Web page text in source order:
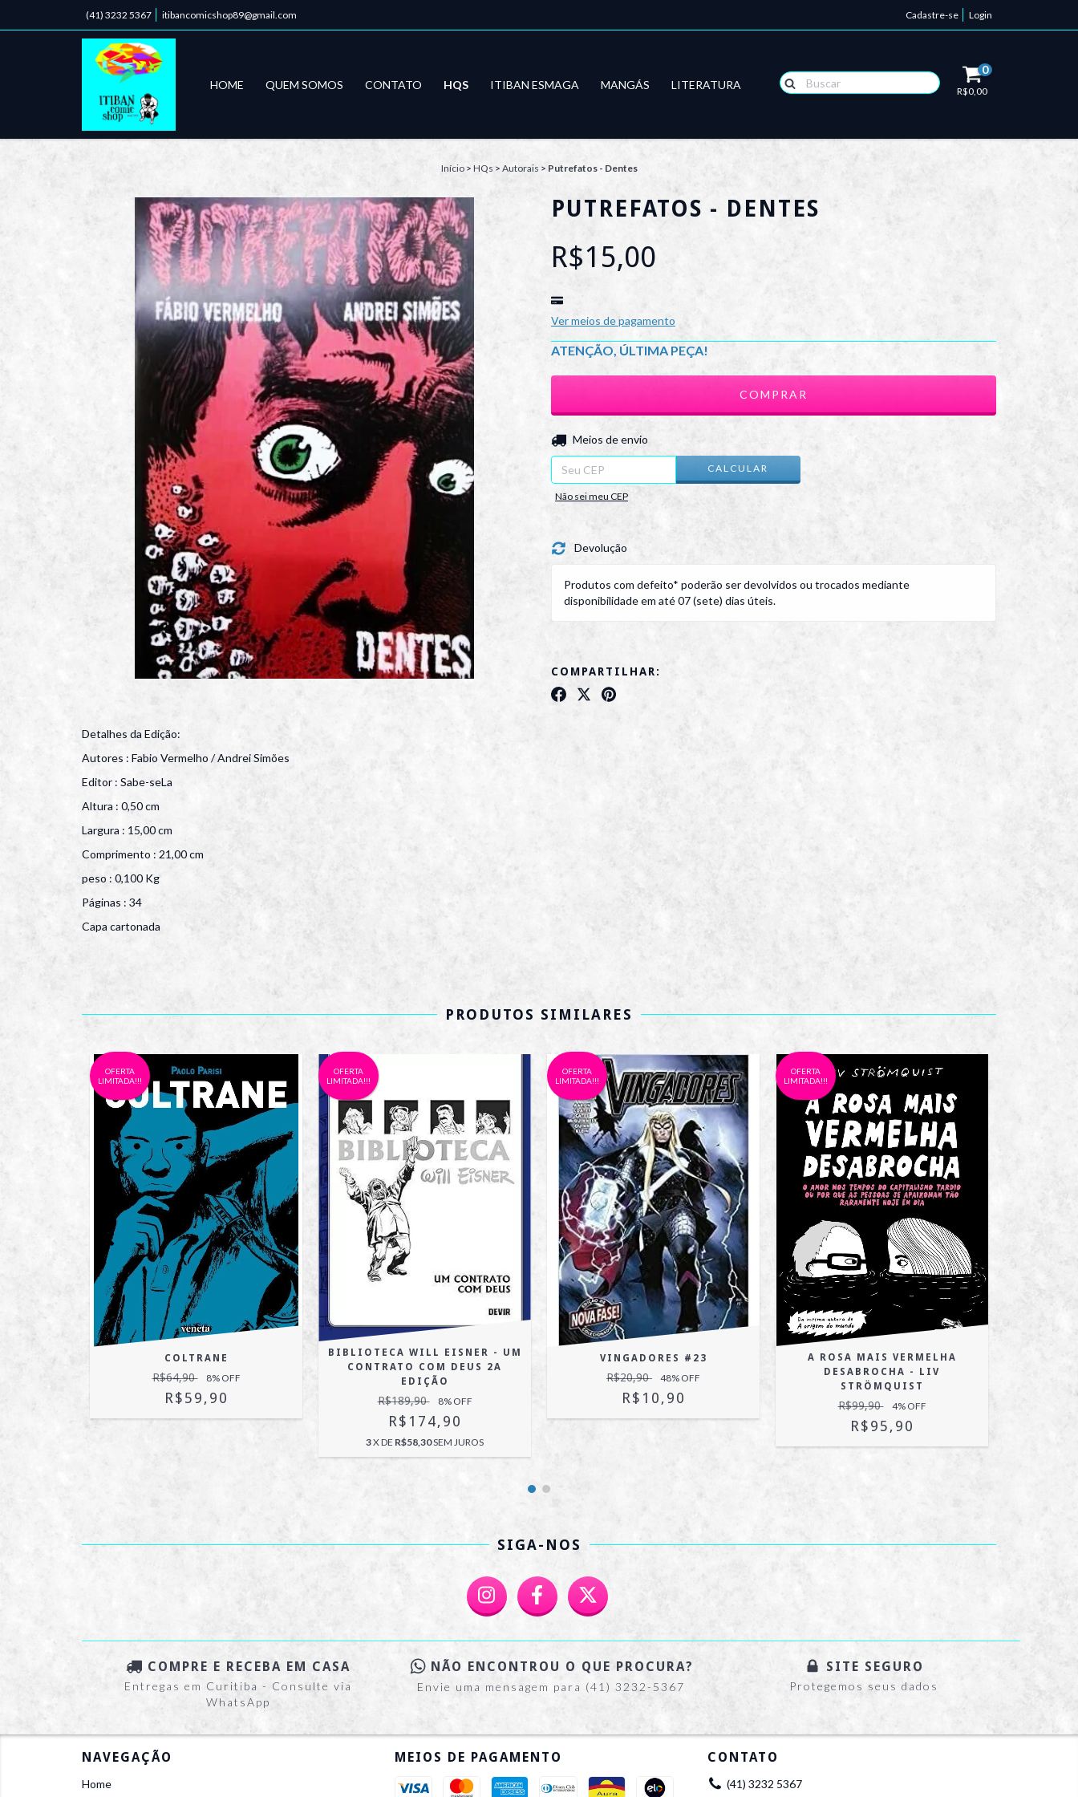
(41) 3232 5367 itibancomicshop89@gmail.com Cadastre-se Login
HOME QUEM SOMOS CONTATO HQS ITIBAN ESMAGA MANGÁS LITERATURA
0
R$0,00
Início > HQs > Autorais > Putrefatos - Dentes
PUTREFATOS - DENTES
R$15,00
Ver meios de pagamento
ATENÇÃO, ÚLTIMA PEÇA!
Entregas para o CEP:
Meios de envio
CALCULAR
Não sei meu CEP
Devolução
Produtos com defeito* poderão ser devolvidos ou trocados mediante
disponibilidade em até 07 (sete) dias úteis.
COMPARTILHAR:
Detalhes da Edição:
Autores : Fabio Vermelho / Andrei Simões
Editor : Sabe-seLa
Altura : 0,50 cm
Largura : 15,00 cm
Comprimento : 21,00 cm
peso : 0,100 Kg
Páginas : 34
Capa cartonada
PRODUTOS SIMILARES
POMPEO
OFERTA
LIMITADA!!!
COLTRANE
R$64,90 8% OFF
R$59,90
OFERTA
LIMITADA!!!
BIBLIOTECA WILL EISNER - UM
CONTRATO COM DEUS 2A
EDIÇÃO
R$189,90 8% OFF
R$174,90
3X DE R$58,30SEM JUROS
OFERTA
LIMITADA!!!
VINGADORES #23
R$20,90 48% OFF
R$10,90
OFERTA
LIMITADA!!!
A ROSA MAIS VERMELHA
DESABROCHA - LIV
STRÖMQUIST
R$99,90 4% OFF
R$95,90
SIGA-NOS
COMPRE E RECEBA EM CASA
Entregas em Curitiba - Consulte via
WhatsApp
NÃO ENCONTROU O QUE PROCURA?
Envie uma mensagem para (41) 3232-5367
SITE SEGURO
Protegemos seus dados
NAVEGAÇÃO
Home
MEIOS DE PAGAMENTO CONTATO
(41) 3232 5367